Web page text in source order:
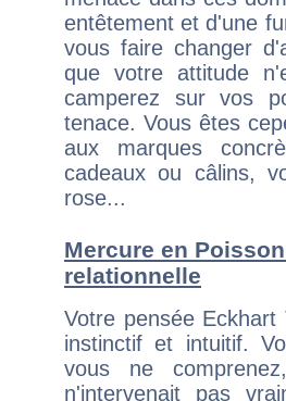
entêtement et d'une
vous faire changer
que votre attitude
camperez sur vos
tenace. Vous êtes
aux marques
cadeaux ou câlins,
rose...
Mercure en
relationnelle
Votre pensée
instinctif et intuitif.
vous ne
n'intervenait pas